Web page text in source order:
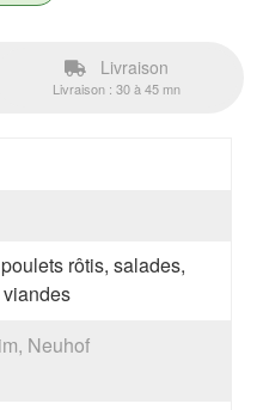
Livraison
Livraison : 30 à 45 mn
rôtis, salades,
Neuhof